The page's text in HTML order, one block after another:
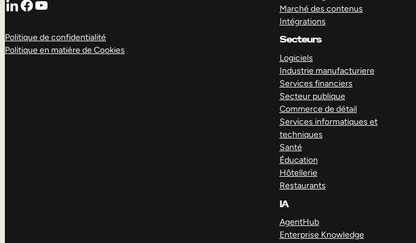
Facebook
YouTube
Politique de confidentialité
Politique en matière de Cookies
Marché des contenus
Intégrations
Secteurs
Logiciels
Industrie manufacturiere
Services financiers
Secteur publique
Commerce de détail
Services informatiques et
techniques
Santé
Éducation
Hôtellerie
Restaurants
IA
AgentHub
Enterprise Knowledge